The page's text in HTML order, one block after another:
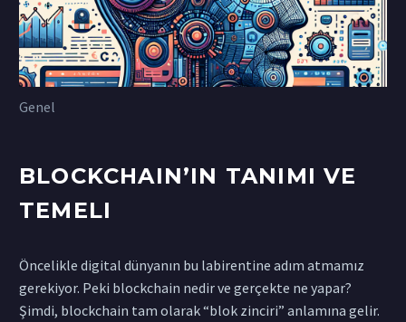
Genel
BLOCKCHAIN’IN TANIMI VE
TEMELI
Öncelikle digital dünyanın bu labirentine adım atmamız
gerekiyor. Peki blockchain nedir ve gerçekte ne yapar?
Şimdi, blockchain tam olarak “blok zinciri” anlamına gelir.